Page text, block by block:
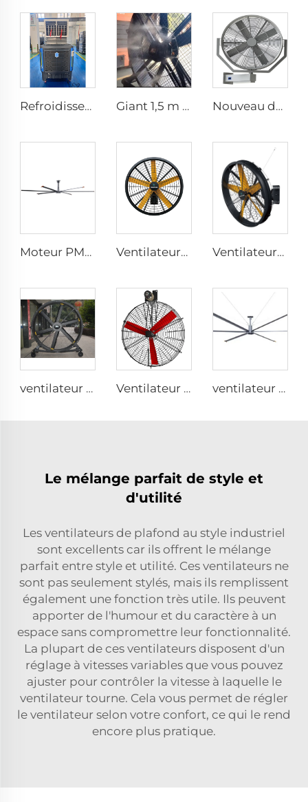
Refroidisseur d'air évaporatif sur roulettes UV anti-âge longue distance d'approvisionnement rafraîchissement été Giant 1,5 m IE5 Ventilateur industriel à eau Haute Efficacité HLVS, ventilation portable avec brumisation Nouveau design 35 pouces 0,9 m Ajustez le ventilateur mural de pulvérisation gauche et droite Pulvérisateur ventilateur industriel ventilateurs à brume
Moteur PMSM IE5 24ft HVLS 7.3m Ventilateurs électriques industriels grands pour laiteries, entrepôts Ventilateurs industriels montés au mur pour entrepôts de haute qualité avec moteur PMSM IE5 de 47'' Ventilateurs industriels à haute vitesse fixés au mur de grande qualité avec moteur 220V pour usines, restaurants, fermes et hôtels
ventilateur sur pied silencieux 80 pouces 220V étanche extérieur pour hôtels, restaurants, fermes et usines Ventilateur de refroidissement pour aération avicole ventilateur industriel HVLS 24ft 7.3m à moteur AC, grande taille, faible bruit, vent naturel efficace énergétiquement
Le mélange parfait de style et
d'utilité
Les ventilateurs de plafond au style industriel
sont excellents car ils offrent le mélange
parfait entre style et utilité. Ces ventilateurs ne
sont pas seulement stylés, mais ils remplissent
également une fonction très utile. Ils peuvent
apporter de l'humour et du caractère à un
espace sans compromettre leur fonctionnalité.
La plupart de ces ventilateurs disposent d'un
réglage à vitesses variables que vous pouvez
ajuster pour contrôler la vitesse à laquelle le
ventilateur tourne. Cela vous permet de régler
le ventilateur selon votre confort, ce qui le rend
encore plus pratique.